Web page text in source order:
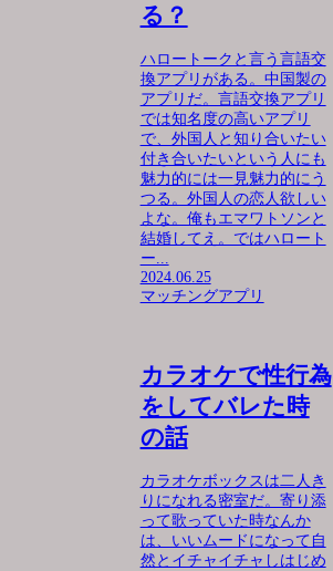
る？
ハロートークと言う言語交
換アプリがある。中国製の
アプリだ。言語交換アプリ
では知名度の高いアプリ
で、外国人と知り合いたい
付き合いたいという人にも
魅力的には一見魅力的にう
つる。外国人の恋人欲しい
よな。俺もエマワトソンと
結婚してえ。ではハロート
ー...
2024.06.25
マッチングアプリ
カラオケで性行為
をしてバレた時
の話
カラオケボックスは二人き
りになれる密室だ。寄り添
って歌っていた時なんか
は、いいムードになって自
然とイチャイチャしはじめ